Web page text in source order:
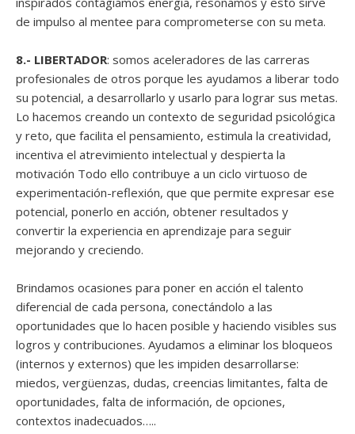
de impulso al mentee para comprometerse con su meta.
8.- LIBERTADOR: somos aceleradores de las carreras
profesionales de otros porque les ayudamos a liberar todo
su potencial, a desarrollarlo y usarlo para lograr sus metas.
Lo hacemos creando un contexto de seguridad psicológica
y reto, que facilita el pensamiento, estimula la creatividad,
incentiva el atrevimiento intelectual y despierta la
motivación Todo ello contribuye a un ciclo virtuoso de
experimentación-reflexión, que que permite expresar ese
potencial, ponerlo en acción, obtener resultados y
convertir la experiencia en aprendizaje para seguir
mejorando y creciendo.
Brindamos ocasiones para poner en acción el talento
diferencial de cada persona, conectándolo a las
oportunidades que lo hacen posible y haciendo visibles sus
logros y contribuciones. Ayudamos a eliminar los bloqueos
(internos y externos) que les impiden desarrollarse:
miedos, vergüenzas, dudas, creencias limitantes, falta de
oportunidades, falta de información, de opciones,
contextos inadecuados…..